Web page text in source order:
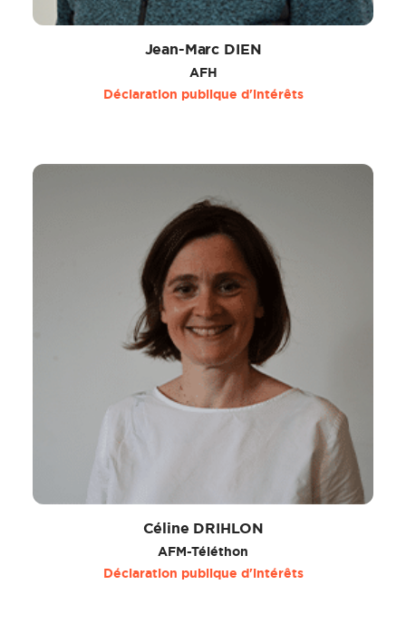
Jean-Marc DIEN
AFH
Déclaration publique d'intérêts
Céline DRIHLON
AFM-Téléthon
Déclaration publique d'intérêts